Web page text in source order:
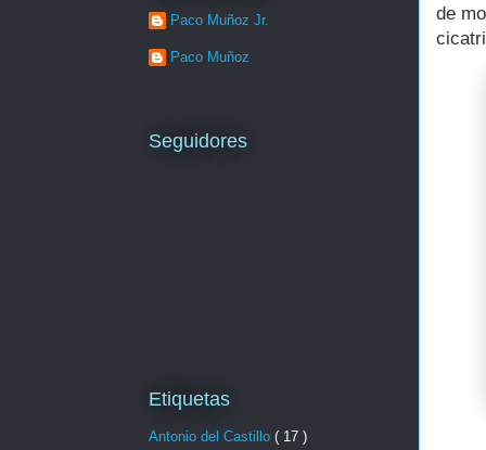
de
Paco Muñoz Jr.
Paco Muñoz
Seguidores
Etiquetas
Antonio del Castillo ( 17 )